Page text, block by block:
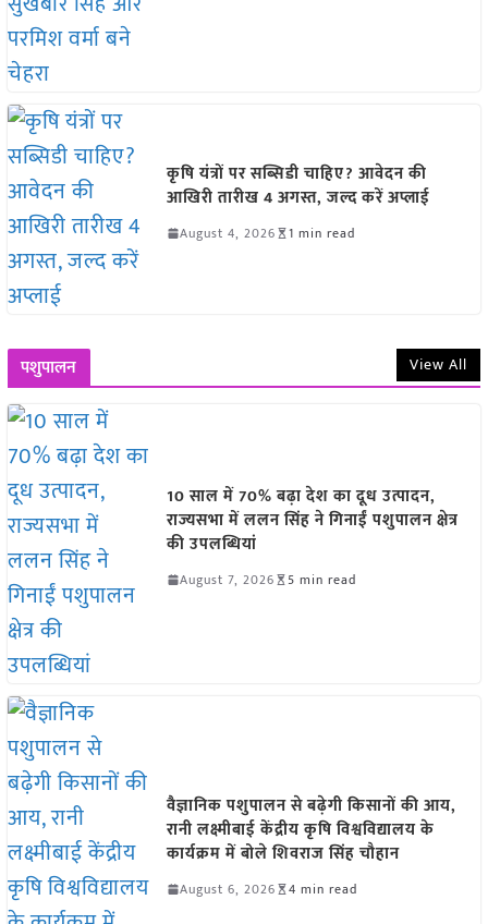
कृषि यंत्रों पर सब्सिडी चाहिए? आवेदन की
आखिरी तारीख 4 अगस्त, जल्द करें अप्लाई
August 4, 2026 1 min read
पशुपालन View All
10 साल में 70% बढ़ा देश का दूध उत्पादन,
राज्यसभा में ललन सिंह ने गिनाईं पशुपालन क्षेत्र
की उपलब्धियां
August 7, 2026 5 min read
वैज्ञानिक पशुपालन से बढ़ेगी किसानों की आय,
रानी लक्ष्मीबाई केंद्रीय कृषि विश्वविद्यालय के
कार्यक्रम में बोले शिवराज सिंह चौहान
August 6, 2026 4 min read